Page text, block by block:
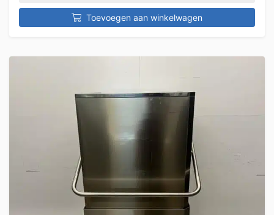
Toevoegen aan winkelwagen